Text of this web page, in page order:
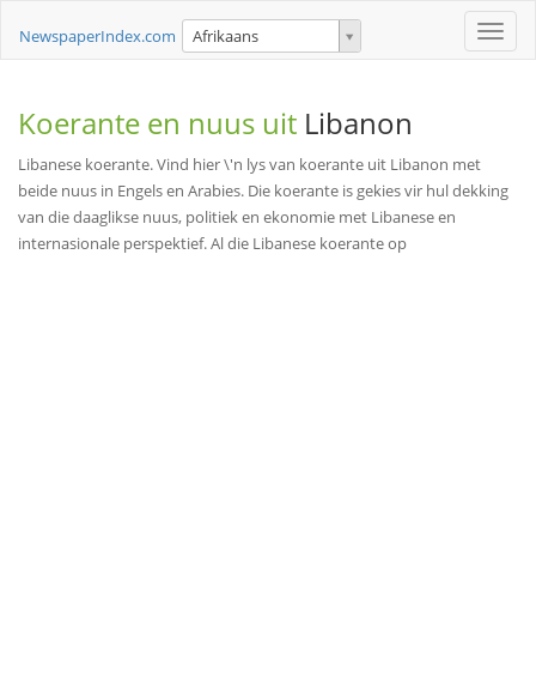
Toggle
NewspaperIndex.com Afrikaans
Koerante en nuus uit Libanon
Libanese koerante. Vind hier \'n lys van koerante uit Libanon met
beide nuus in Engels en Arabies. Die koerante is gekies vir hul dekking
van die daaglikse nuus, politiek en ekonomie met Libanese en
internasionale perspektief. Al die Libanese koerante op